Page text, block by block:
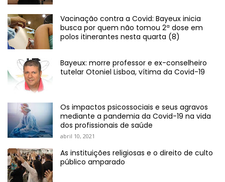
Vacinação contra a Covid: Bayeux inicia
busca por quem não tomou 2ª dose em
polos itinerantes nesta quarta (8)
Bayeux: morre professor e ex-conselheiro
tutelar Otoniel Lisboa, vítima da Covid-19
Os impactos psicossociais e seus agravos
mediante a pandemia da Covid-19 na vida
dos profissionais de saúde
abril 10, 2021
As instituições religiosas e o direito de culto
público amparado